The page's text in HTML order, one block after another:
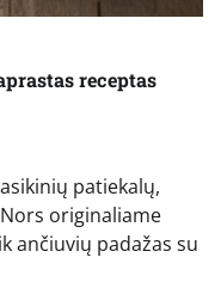
receptas
patiekalų,
originaliame
ančiuvių padažas su